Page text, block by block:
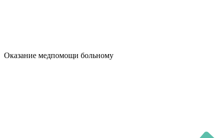
Оказание медпомощи больному